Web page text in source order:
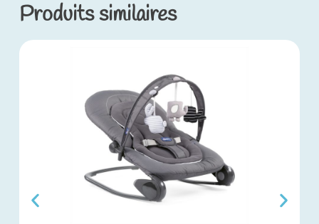
Produits similaires